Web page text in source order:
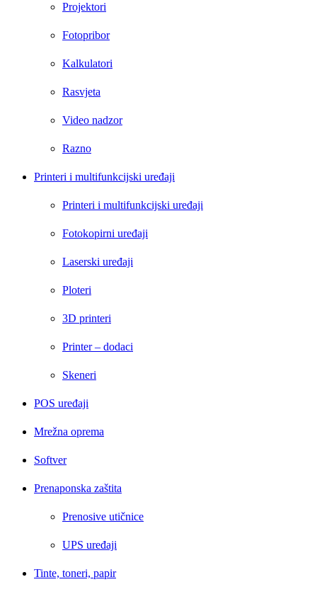
Projektori
Fotopribor
Kalkulatori
Rasvjeta
Video nadzor
Razno
Printeri i multifunkcijski uređaji
Printeri i multifunkcijski uređaji
Fotokopirni uređaji
Laserski uređaji
Ploteri
3D printeri
Printer – dodaci
Skeneri
POS uređaji
Mrežna oprema
Softver
Prenaponska zaštita
Prenosive utičnice
UPS uređaji
Tinte, toneri, papir